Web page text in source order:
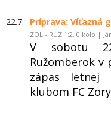
22.7. Príprava: Víťazná
ZOL - RUZ 1:2, 0.kolo |
V sobotu
Ružomberok v
zápas letnej
klubom FC